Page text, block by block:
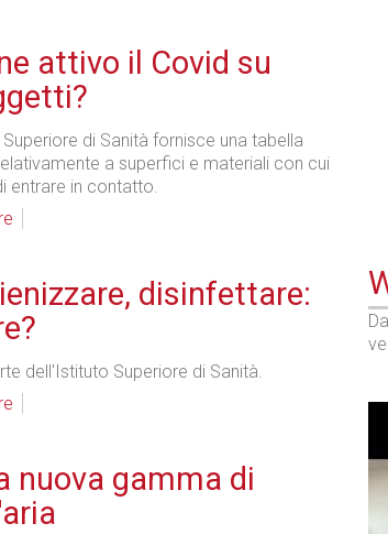
attivo il Covid su
di Sanità fornisce una tabella
a superfici e materiali con cui
entrare in contatto.
disinfettare:
dell'Istituto Superiore di Sanità.
nuova gamma di